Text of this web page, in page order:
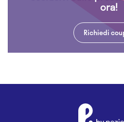
ora!
Richiedi